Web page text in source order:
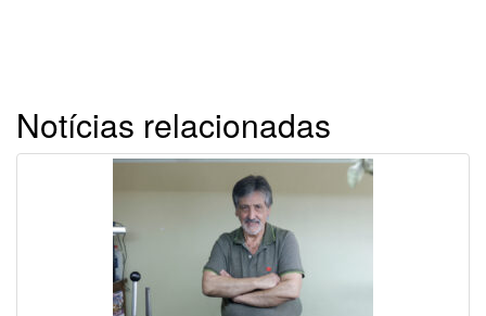
Notícias relacionadas